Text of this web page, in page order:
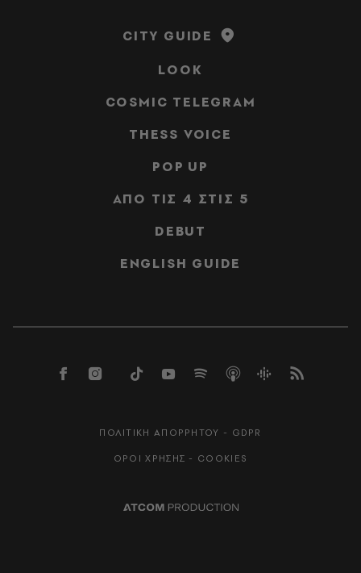
CITY GUIDE
LOOK
COSMIC TELEGRAM
THESS VOICE
POP UP
ΑΠΟ ΤΙΣ 4 ΣΤΙΣ 5
DEBUT
ENGLISH GUIDE
ΠΟΛΙΤΙΚΗ ΑΠΟΡΡΗΤΟΥ - GDPR
ΟΡΟΙ ΧΡΗΣΗΣ - COOKIES